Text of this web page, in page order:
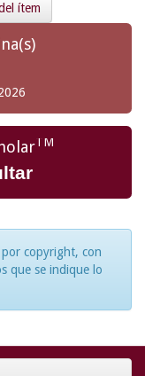
ítem
TM
por copyright, con
que se indique lo